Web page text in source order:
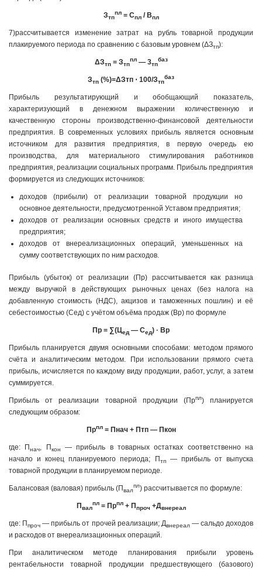
Зтп
пл = Спл / Впл
7)рассчитывается изменение затрат на рубль товарной продукции
плакируемого периода по сравнению с базовым уровнем (ΔЗтп):
ΔЗтп= Зтп
пл — 3тп
баз
Зтп (%)=ΔЗтп ⋅ 100/Зтп
баз
Прибыль результатирующий и обобщающий показатель,
характеризующий в денежном выражении количественную и
качественную стороны производственно-финансовой деятельности
предприятия. В современных условиях прибыль является основным
источником для развития предприятия, в первую очередь ею
производства, для материального стимулирования работников
предприятия, реализации социальных программ. Прибыль предприятия
формируется из следующих источников:
доходов (прибыли) от реализации товарной продукции но
основное деятельности, предусмотренной Уставом предприятия;
доходов от реализации основных средств и иного имущества
предприятия;
доходов от внереализационных операций, уменьшенных на
сумму соответствующих по ним расходов.
Прибыль (убыток) от реализации (Пр) рассчитывается как разница
между выручкой в действующих рыночных ценах (без налога на
добавленную стоимость (НДС), акцизов и таможенных пошлин) и её
себестоимостью (Сед) с учётом объёма продаж (Вр) по формуле
Пр = ∑(Цед — Сед) · Вр
Прибыль планируется двумя основными способами: методом прямого
счёта и аналитическим методом. При использовании прямого счета
прибыль, исчисляется по каждому виду продукции, работ, услуг, а затем
суммируется.
Прибыль от реализации товарной продукции (Прпл) планируется
следующим образом:
Прпл = Пнач + Птп — Пкон
где: Пнач, Пкон
— прибыль в товарных остатках соответственно на
начало и конец планируемого периода; Птп— прибыль от выпуска
товарной продукции в планируемом периоде.
Балансовая (валовая) прибыль (Пвал
пл) рассчитывается по формуле:
Пвал
пл = Прпл+ Ппроч+Двнереал
где: Ппроч — прибыль от прочей реализации; Двнереал— сальдо доходов
и расходов от внереализационных операций.
При аналитическом методе планирования прибыли уровень
рентабельности товарной продукции предшествующего (базового)